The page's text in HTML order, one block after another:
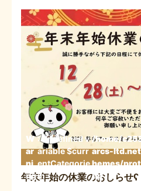
W
ar
ni
ng
: Undefined v
ariable $curr
entCategorie
in
/home/
arcs-
hemes/
hp
年末年始の休業のおしらせʕ